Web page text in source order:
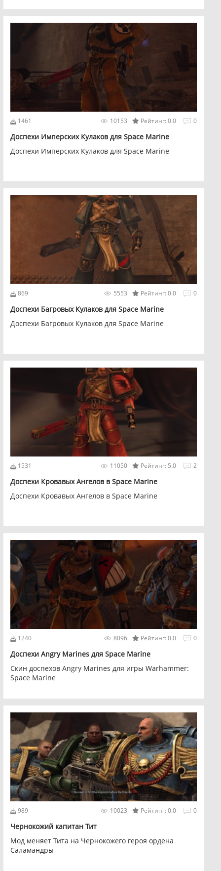
1461 0
Рейтинг: 0.0
10153
Доспехи Имперских Кулаков для Space Marine
Доспехи Имперских Кулаков для Space Marine
869 0
Рейтинг: 0.0
5553
Доспехи Багровых Кулаков для Space Marine
Доспехи Багровых Кулаков для Space Marine
1531 2
Рейтинг: 5.0
11050
Доспехи Кровавых Ангелов в Space Marine
Доспехи Кровавых Ангелов в Space Marine
1240 0
Рейтинг: 0.0
8096
Доспехи Angry Marines для Space Marine
Скин доспехов Angry Marines для игры Warhammer:
Space Marine
989 0
Рейтинг: 0.0
10023
Чернокожий капитан Тит
Мод меняет Тита на Чернокожего героя ордена
Саламандры